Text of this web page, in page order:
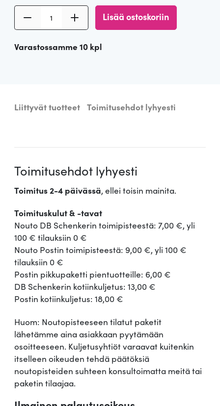
a
k
r
m
e
i
s
o
k
e
r
i
p
a
ä
ä
Lisää ostoskoriin
Varastossamme 10 kpl
Liittyvät tuotteet Toimitusehdot lyhyesti
Toimitusehdot lyhyesti
Toimitus 2-4 päivässä, ellei toisin mainita.
Toimituskulut & -tavat
Nouto DB Schenkerin toimipisteestä: 7,00 €, yli
100 € tilauksiin 0 €
Nouto Postin toimipisteestä: 9,00 €, yli 100 €
tilauksiin 0 €
Postin pikkupaketti pientuotteille: 6,00 €
DB Schenkerin kotiinkuljetus: 13,00 €
Postin kotiinkuljetus: 18,00 €
Huom: Noutopisteeseen tilatut paketit
lähetämme aina asiakkaan pyytämään
osoitteeseen. Kuljetusyhtiöt varaavat kuitenkin
itselleen oikeuden tehdä päätöksiä
noutopisteiden suhteen konsultoimatta meitä tai
paketin tilaajaa.